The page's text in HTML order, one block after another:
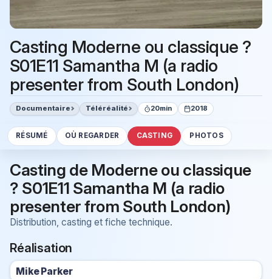
Casting Moderne ou classique ?
S01E11 Samantha M (a radio
presenter from South London)
Documentaire Téléréalité 20min 2018
RÉSUMÉ OÙ REGARDER CASTING PHOTOS
Casting de Moderne ou classique
? S01E11 Samantha M (a radio
presenter from South London)
Distribution, casting et fiche technique.
Réalisation
Mike Parker